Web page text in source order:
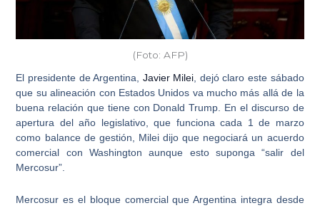
(Foto: AFP)
El presidente de Argentina, Javier Milei , dejó claro este sábado
que su alineación con Estados Unidos va mucho más allá de la
buena relación que tiene con Donald Trump. En el discurso de
apertura del año legislativo, que funciona cada 1 de marzo
como balance de gestión, Milei dijo que negociará un acuerdo
comercial con Washington aunque esto suponga “salir del
Mercosur”
Mercosur es el bloque comercial que Argentina integra desde